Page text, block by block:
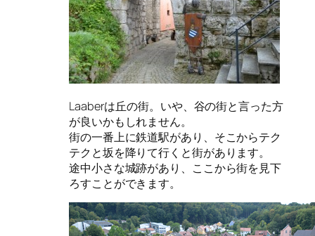
Laaberは丘の街。いや、谷の街と言った方
が良いかもしれません。
街の一番上に鉄道駅があり、そこからテク
テクと坂を降りて行くと街があります。
途中小さな城跡があり、ここから街を見下
ろすことができます。